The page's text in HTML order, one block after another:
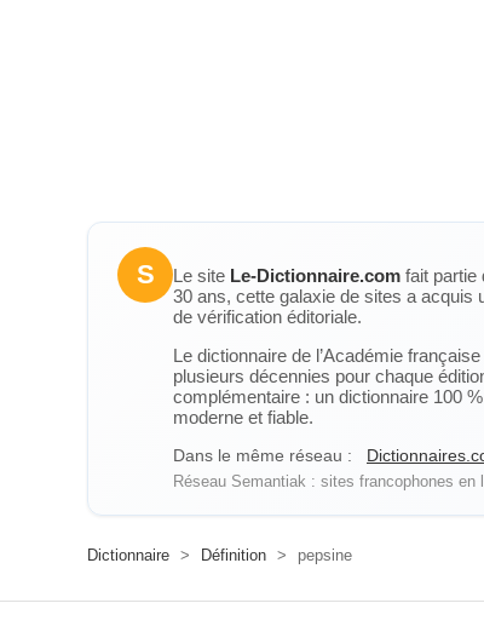
S Le site Le-Dictionnaire.com fait partie
30 ans, cette galaxie de sites a acquis
de vérification éditoriale.
Le dictionnaire de l’Académie
plusieurs décennies pour chaque
complémentaire : un dictionnaire 100
moderne et fiable.
Dans le même réseau :
Réseau Semantiak : sites francophones
Dictionnaire > Définition > pepsine